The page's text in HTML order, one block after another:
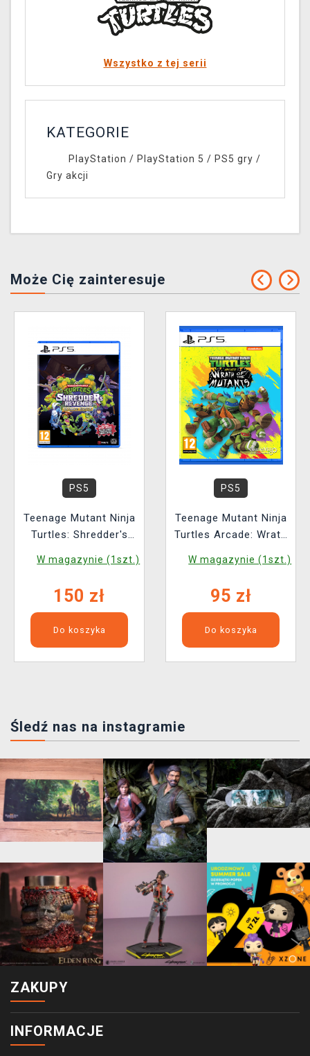
Wszystko z tej serii
KATEGORIE
PlayStation / PlayStation 5 / PS5 gry /
Gry akcji
Może Cię zainteresuje
PS5
Teenage Mutant Ninja
Turtles: Shredder's
Edition
W magazynie (1szt.)
150 zł
Do koszyka
PS5
Teenage Mutant Ninja
Turtles Arcade: Wrath
W magazynie (1szt.)
95 zł
Do koszyka
Śledź nas na instagramie
ZAKUPY
INFORMACJE